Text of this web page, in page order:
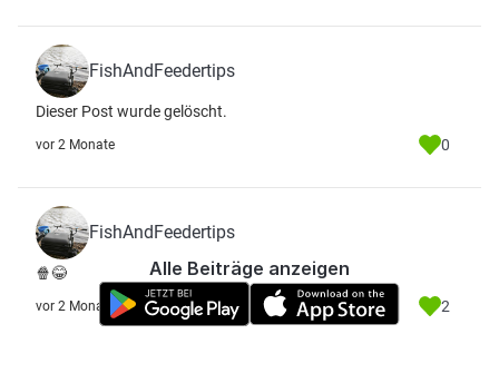
FishAndFeedertips
Dieser Post wurde gelöscht.
vor 2 Monate 0
FishAndFeedertips
🍿😂
vor 2 Monate 2
Alle Beiträge anzeigen